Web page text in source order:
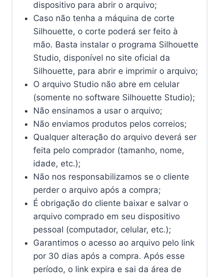
dispositivo para abrir o arquivo;
Caso não tenha a máquina de corte
Silhouette, o corte poderá ser feito à
mão. Basta instalar o programa Silhouette
Studio, disponível no site oficial da
Silhouette, para abrir e imprimir o arquivo;
O arquivo Studio não abre em celular
(somente no software Silhouette Studio);
Não ensinamos a usar o arquivo;
Não enviamos produtos pelos correios;
Qualquer alteração do arquivo deverá ser
feita pelo comprador (tamanho, nome,
idade, etc.);
Não nos responsabilizamos se o cliente
perder o arquivo após a compra;
É obrigação do cliente baixar e salvar o
arquivo comprado em seu dispositivo
pessoal (computador, celular, etc.);
Garantimos o acesso ao arquivo pelo link
por 30 dias após a compra. Após esse
período, o link expira e sai da área de